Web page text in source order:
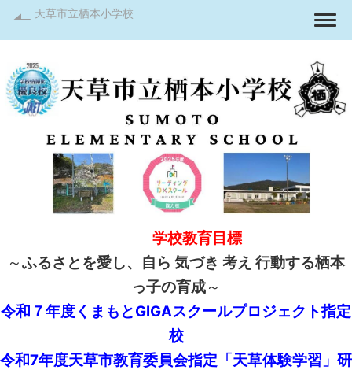
天草市立栖本小学校
学校教育目標
～ふるさとを愛し、自ら 気づき 考え 行動する栖本
っ子の育成～
令和７年度くまもとGIGAスクールプロジェクト指定
校
令和7年度天草市教育委員会指定「天草体験学習」研